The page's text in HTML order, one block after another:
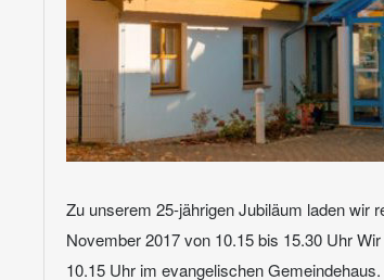
Zu unserem 25-jährigen Jubiläum laden wir
November 2017 von 10.15 bis 15.30 Uhr
10.15 Uhr im evangelischen